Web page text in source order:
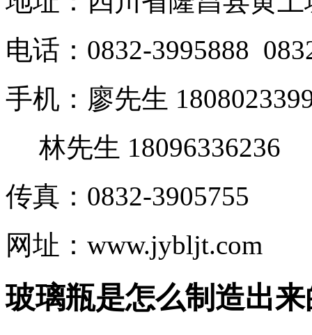
电话：0832-3995888
手机：廖先生
林先生 18096336236
传真：0832-3905755
网址：www.jybljt.com
玻璃瓶是怎么制造出